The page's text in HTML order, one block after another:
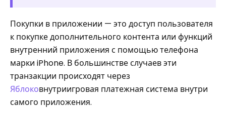
Покупки в приложении — это доступ пользователя
к покупке дополнительного контента или функций
внутренний приложения с помощью телефона
марки iPhone. В большинстве случаев эти
транзакции происходят через
Яблоковнутриигровая платежная система внутри
самого приложения.